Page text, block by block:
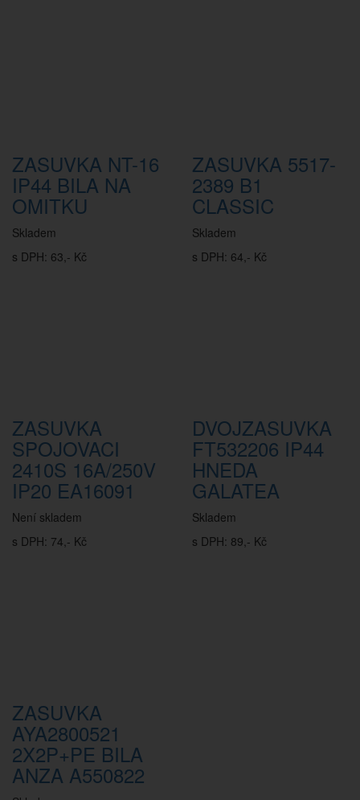
ZASUVKA NT-16
IP44 BILA NA
OMITKU
Skladem
s DPH: 63,- Kč
ZASUVKA 5517-
2389 B1
CLASSIC
Skladem
s DPH: 64,- Kč
ZASUVKA
SPOJOVACI
2410S 16A/250V
IP20 EA16091
Není skladem
s DPH: 74,- Kč
DVOJZASUVKA
FT532206 IP44
HNEDA
GALATEA
Skladem
s DPH: 89,- Kč
ZASUVKA
AYA2800521
2X2P+PE BILA
ANZA A550822